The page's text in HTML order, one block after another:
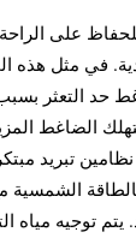
للحفاظ على
في مثل هذه
حد التعثر
الضاغط
تبريد
الشمسية
توجيه مياه